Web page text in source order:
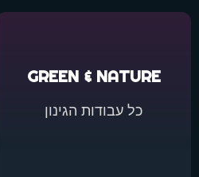
GREEN & NATURE
כל עבודות הגינון